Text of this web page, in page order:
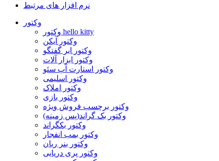
نرم افزار های مرتبط
وکتور
وکتور hello kitty
وکتور آیکن
وکتور ابر گفتگو
وکتور ابزار آلات
وکتور استارت آپ سئو
وکتور اسلیمی
وکتور املاک
وکتور بازی
وکتور برچسب فروش ویژه
وکتور بک گراند(پس زمینه)
وکتور بکگراند
وکتور بمب انفجار
وکتور بنر ربان
وکتور پری دریایی